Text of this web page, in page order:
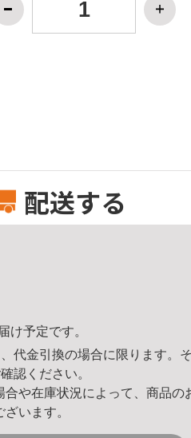
配送する
け予定です。
代金引換の場合に限ります。
認ください。
や在庫状況によって、商品の
います。